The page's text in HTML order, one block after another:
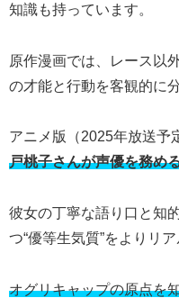
知識も持っています。
原作漫画では、レース以
の才能と行動を客観的に
アニメ版（2025年放送予
戸桃子さんが声優を務め
彼女の丁寧な語り口と知
つ“優等生気質”をよりリ
オグリキャップの原点を